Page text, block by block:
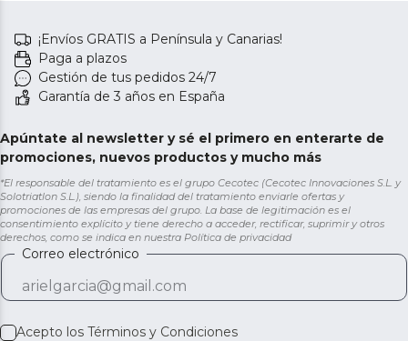
¡Envíos GRATIS a Península y Canarias!
Paga a plazos
Gestión de tus pedidos 24/7
Garantía de 3 años en España
Apúntate al newsletter y sé el primero en enterarte de
promociones, nuevos productos y mucho más
*El responsable del tratamiento es el grupo Cecotec (Cecotec Innovaciones S.L. y
Solotriatlon S.L.), siendo la finalidad del tratamiento enviarle ofertas y
promociones de las empresas del grupo. La base de legitimación es el
consentimiento explícito y tiene derecho a acceder, rectificar, suprimir y otros
derechos, como se indica en nuestra Política de privacidad
Correo electrónico
Acepto los Términos y Condiciones